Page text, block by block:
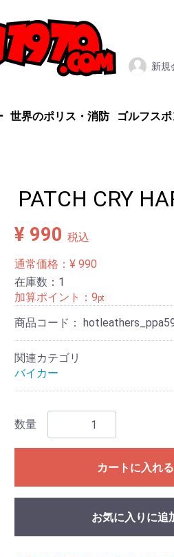
新規
世界のポリス・消防 ゴルフス
PATCH CRY
¥ 990 税込
通常価格：¥ 990
在庫数：1
加算ポイント： 9pt
商品コード：
関連カテゴリ
バイカー
数量
カートに入れる
お気に入りに追